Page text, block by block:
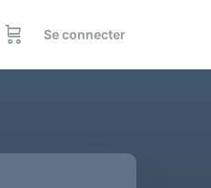
Se connecter